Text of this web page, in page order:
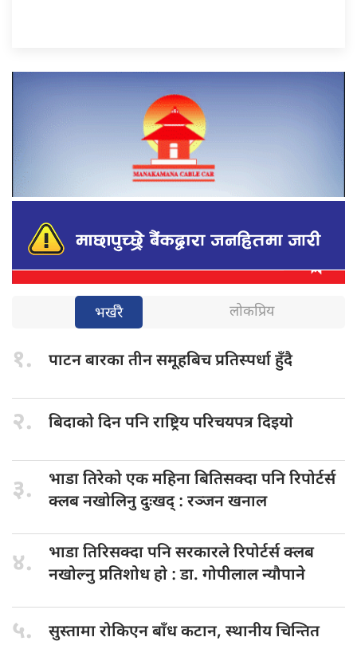
भर्खरै लोकप्रिय
१. पाटन बारकातीन समूहबिच प्रतिस्पर्धा हुँदै
२. बिदाको दिनपनि राष्ट्रिय परिचयपत्र दिइयाे
३. भाडा तिरेकोएक महिना बितिसक्दा पनि रिपोर्टर्स
क्लब नखोलिनु दुःखद् : रञ्जन खनाल
४. भाडा तिरिसक्दापनि सरकारले रिपोर्टर्स क्लब
नखोल्नु प्रतिशोध हाे : डा‍‍‍. गोपीलाल न्यौपाने
५. सुस्तामा रोकिएनबाँध कटान, स्थानीय चिन्तित